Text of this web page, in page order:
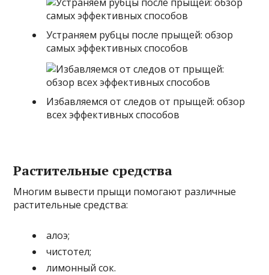
Устраняем рубцы после прыщей: обзор
самых эффективных способов
Избавляемся от следов от прыщей: обзор
всех эффективных способов
Растительные средства
Многим вывести прыщи помогают различные
растительные средства:
алоэ;
чистотел;
лимонный сок.